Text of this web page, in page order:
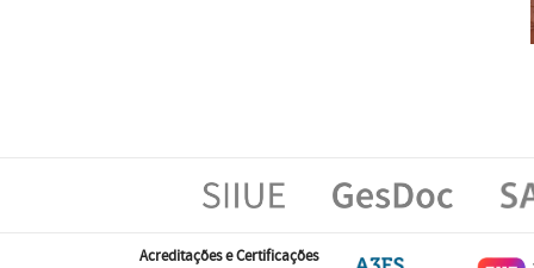
Acreditações e Certificações